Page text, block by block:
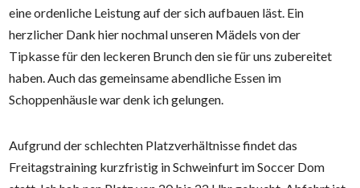
eine ordenliche Leistung auf der sich aufbauen läst. Ein
herzlicher Dank hier nochmal unseren Mädels von der
Tipkasse für den leckeren Brunch den sie für uns zubereitet
haben. Auch das gemeinsame abendliche Essen im
Schoppenhäusle war denk ich gelungen.
Aufgrund der schlechten Platzverhältnisse findet das
Freitagstraining kurzfristig in Schweinfurt im Soccer Dom